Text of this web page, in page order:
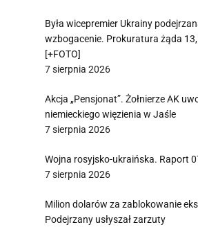
Była wicepremier Ukrainy
wzbogacenie. Prokuratura żąda
[+FOTO]
7 sierpnia 2026
Akcja „Pensjonat”. Żołnierze AK
niemieckiego więzienia w Jaśle
7 sierpnia 2026
Wojna rosyjsko-ukraińska. Raport
7 sierpnia 2026
Milion dolarów za zablokowanie
Podejrzany usłyszał zarzuty